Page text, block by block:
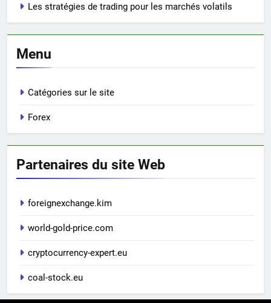
Les stratégies de trading pour les marchés volatils
Menu
Catégories sur le site
Forex
Partenaires du site Web
foreignexchange.kim
world-gold-price.com
cryptocurrency-expert.eu
coal-stock.eu